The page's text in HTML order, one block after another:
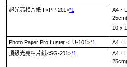
超光亮相片紙 II<PP-201>*1
A4、
10 x
Photo Paper Pro Luster<LU-101>*1
A4、
頂級光亮相片紙<SG-201>*1
A4、